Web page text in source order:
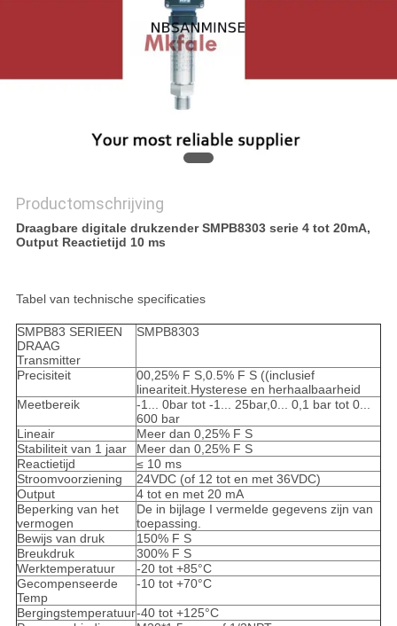
Productomschrijving
Draagbare digitale drukzender SMPB8303 serie 4 tot 20mA,
Output Reactietijd 10 ms
Tabel van technische specificaties
SMPB83 SERIEEN
DRAAG
Transmitter
SMPB8303
Precisiteit
00,25% F S,0.5% F S ((inclusief
lineariteit.Hysterese en herhaalbaarheid
Meetbereik
-1... 0bar tot -1... 25bar,0... 0,1 bar tot 0...
600 bar
Lineair
Meer dan 0,25% F S
Stabiliteit van 1 jaar
Meer dan 0,25% F S
Reactietijd
≤ 10 ms
Stroomvoorziening
24VDC (of 12 tot en met 36VDC)
Output
4 tot en met 20 mA
Beperking van het
vermogen
De in bijlage I vermelde gegevens zijn van
toepassing.
Bewijs van druk
150% F S
Breukdruk
300% F S
Werktemperatuur
-20 tot +85°C
Gecompenseerde
Temp
-10 tot +70°C
Bergingstemperatuur-40 tot +125°C